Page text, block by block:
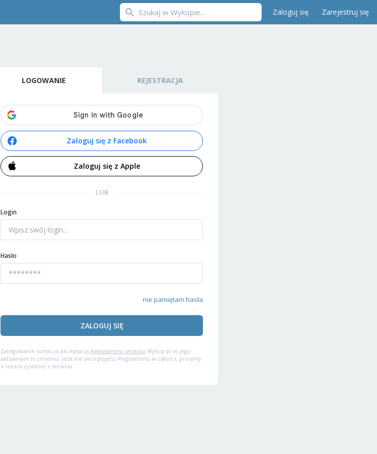
Zaloguj się Zarejestruj się
LOGOWANIE REJESTRACJA
Zaloguj się z Facebook
Zaloguj się z Apple
LUB
Login
Hasło
nie pamiętam hasła
ZALOGUJ SIĘ
Zalogowanie oznacza akceptację Regulaminu serwisu Wykop.pl w jego
aktualnym brzmieniu. Jeśli nie akceptujesz Regulaminu w całości, prosimy
o niekorzystanie z serwisu.